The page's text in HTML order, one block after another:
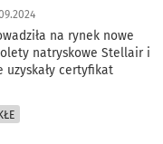
na rynek nowe
natryskowe Stellair i
uzyskały certyfikat